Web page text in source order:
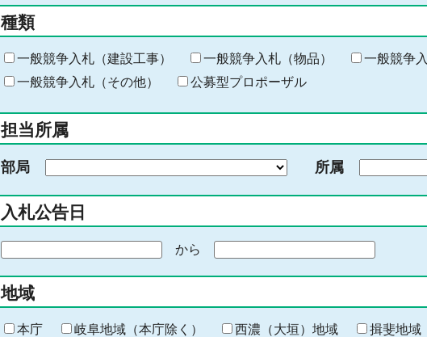
る
キ
ー
ー
入
力
種類
一般競争入札（建設工事） 一般競争入札（物品）
一般競争
一般競争入札（その他）
公募型プロポーザル
担当所属
部局 所属
入札公告日
の
始
ま
から
終
わ
地域
本庁 岐阜地域（本庁除く） 西濃（大垣）地域 揖斐地域